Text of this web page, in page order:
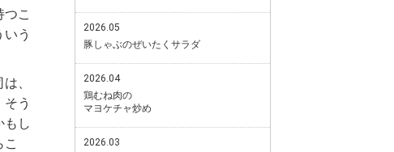
こ
う
、
う
もし
2026.05
豚しゃぶのぜいたくサラダ
2026.04
鶏むね肉の
マヨケチャ炒め
2026.03